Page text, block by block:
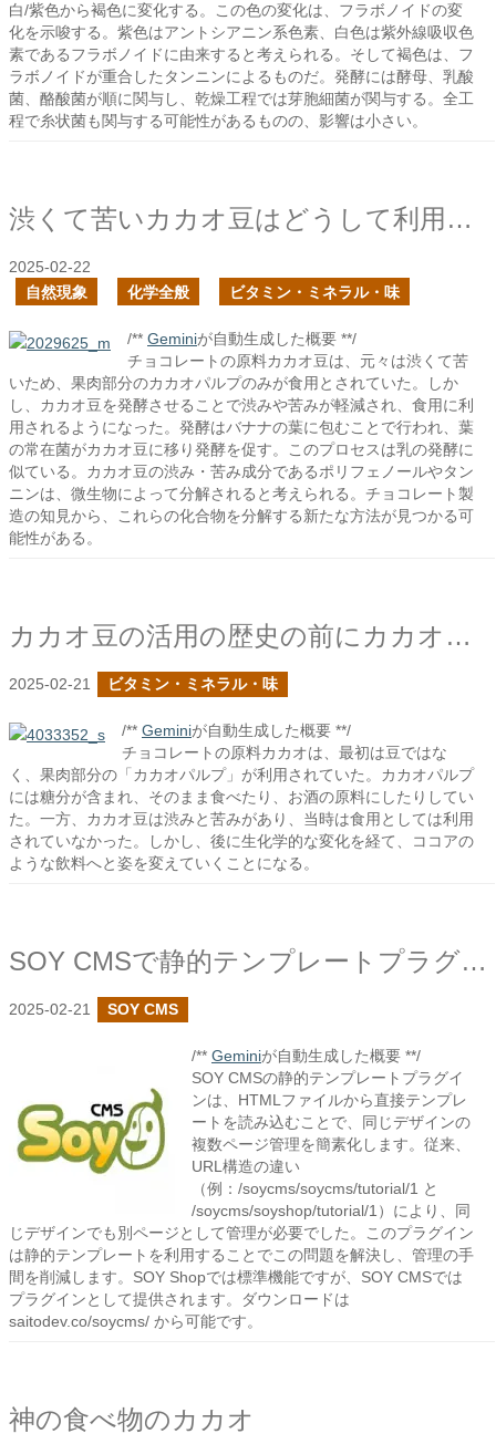
白/紫色から褐色に変化する。この色の変化は、フラボノイドの変
化を示唆する。紫色はアントシアニン系色素、白色は紫外線吸収色
素であるフラボノイドに由来すると考えられる。そして褐色は、フ
ラボノイドが重合したタンニンによるものだ。発酵には酵母、乳酸
菌、酪酸菌が順に関与し、乾燥工程では芽胞細菌が関与する。全工
程で糸状菌も関与する可能性があるものの、影響は小さい。
渋くて苦いカカオ豆はどうして利用されるようになったのか？
2025-02-22
自然現象
化学全般 ビタミン・ミネラル・味
/** Geminiが自動生成した概要 **/
チョコレートの原料カカオ豆は、元々は渋くて苦
いため、果肉部分のカカオパルプのみが食用とされていた。しか
し、カカオ豆を発酵させることで渋みや苦みが軽減され、食用に利
用されるようになった。発酵はバナナの葉に包むことで行われ、葉
の常在菌がカカオ豆に移り発酵を促す。このプロセスは乳の発酵に
似ている。カカオ豆の渋み・苦み成分であるポリフェノールやタン
ニンは、微生物によって分解されると考えられる。チョコレート製
造の知見から、これらの化合物を分解する新たな方法が見つかる可
能性がある。
カカオ豆の活用の歴史の前にカカオパルプについて触れておこう
2025-02-21 ビタミン・ミネラル・味
/** Geminiが自動生成した概要 **/
チョコレートの原料カカオは、最初は豆ではな
く、果肉部分の「カカオパルプ」が利用されていた。カカオパルプ
には糖分が含まれ、そのまま食べたり、お酒の原料にしたりしてい
た。一方、カカオ豆は渋みと苦みがあり、当時は食用としては利用
されていなかった。しかし、後に生化学的な変化を経て、ココアの
ような飲料へと姿を変えていくことになる。
SOY CMSで静的テンプレートプラグインを作成しました
2025-02-21 SOY CMS
/** Geminiが自動生成した概要 **/
SOY CMSの静的テンプレートプラグイ
ンは、HTMLファイルから直接テンプレ
ートを読み込むことで、同じデザインの
複数ページ管理を簡素化します。従来、
URL構造の違い
（例：/soycms/soycms/tutorial/1 と
/soycms/soyshop/tutorial/1）により、同
じデザインでも別ページとして管理が必要でした。このプラグイン
は静的テンプレートを利用することでこの問題を解決し、管理の手
間を削減します。SOY Shopでは標準機能ですが、SOY CMSでは
プラグインとして提供されます。ダウンロードは
saitodev.co/soycms/ から可能です。
神の食べ物のカカオ